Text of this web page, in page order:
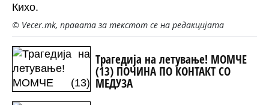
Кихо.
© Vecer.mk, правата за текстот се на редакцијата
Трагедија на летување! МОМЧЕ
(13) ПОЧИНА ПО КОНТАКТ СО
МЕДУЗА